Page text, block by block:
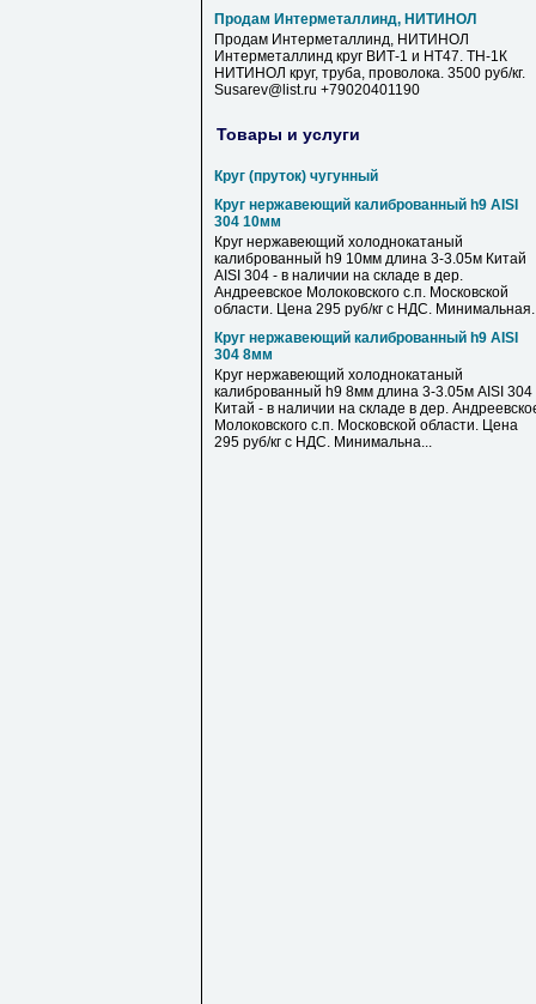
Продам Интерметаллинд, НИТИНОЛ
Продам Интерметаллинд, НИТИНОЛ
Интерметаллинд круг ВИТ-1 и НТ47. ТН-1К
НИТИНОЛ круг, труба, проволока. 3500 руб/кг.
Susarev@list.ru +79020401190
Товары и услуги
Круг (пруток) чугунный
Круг нержавеющий калиброванный h9 AISI
304 10мм
Круг нержавеющий холоднокатаный
калиброванный h9 10мм длина 3-3.05м Китай
AISI 304 - в наличии на складе в дер.
Андреевское Молоковского с.п. Московской
области. Цена 295 руб/кг с НДС.
Круг нержавеющий калиброванный h9 AISI
304 8мм
Круг нержавеющий холоднокатаный
калиброванный h9 8мм длина 3-3.05м AISI 304
Китай - в наличии на складе в дер.
Молоковского с.п. Московской области. Цена
295 руб/кг с НДС. Минимальна...